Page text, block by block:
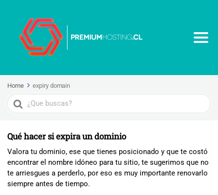
Home expiry domain
Search
For
Qué hacer si expira un dominio
Valora tu dominio, ese que tienes posicionado y que te costó
encontrar el nombre idóneo para tu sitio, te sugerimos que no
te arriesgues a perderlo, por eso es muy importante renovarlo
siempre antes de tiempo.